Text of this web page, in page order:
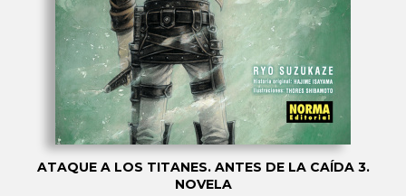
ATAQUE A LOS TITANES. ANTES DE LA CAÍDA 3.
NOVELA